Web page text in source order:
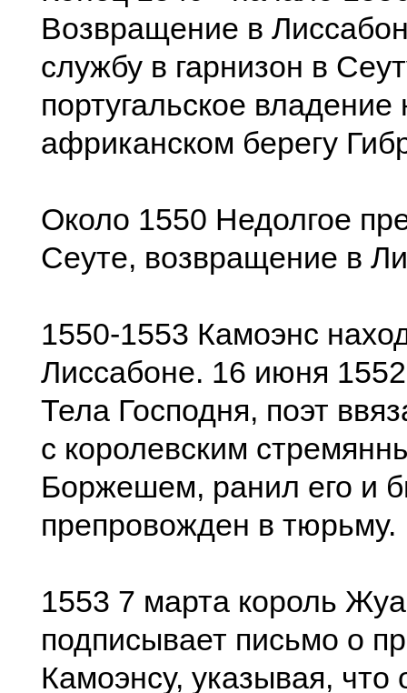
Возвращение в
службу в гарнизон в
португальское владение
африканском берегу
Около 1550 Недолгое
Сеуте, возвращение в
1550-1553 Камоэнс
Лиссабоне. 16 июня 1552
Тела Господня, поэт
с королевским
Боржешем, ранил его и
препровожден в тюрьму.
1553 7 марта король
подписывает письмо о
Камоэнсу, указывая, что